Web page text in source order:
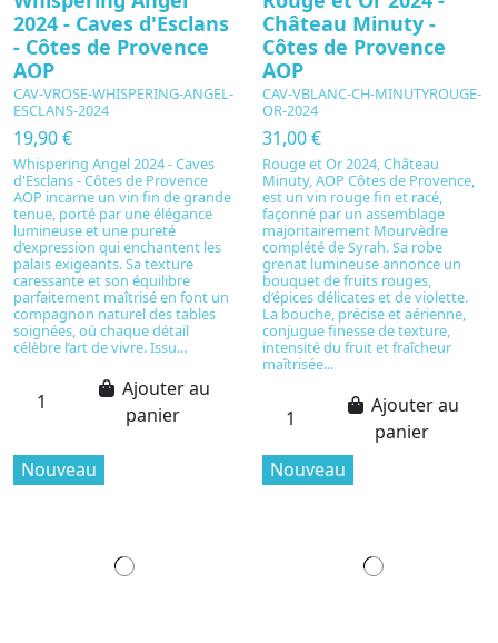
2024 - Caves d'Esclans
- Côtes de Provence
AOP
CAV-VROSE-WHISPERING-ANGEL-
ESCLANS-2024
19,90 €
Whispering Angel 2024 - Caves
d'Esclans - Côtes de Provence
AOP incarne un vin fin de grande
tenue, porté par une élégance
lumineuse et une pureté
d’expression qui enchantent les
palais exigeants. Sa texture
caressante et son équilibre
parfaitement maîtrisé en font un
compagnon naturel des tables
soignées, où chaque détail
célèbre l’art de vivre. Issu...
Ajouter au
panier
Château Minuty -
Côtes de Provence
AOP
CAV-VBLANC-CH-MINUTYROUGE-
OR-2024
31,00 €
Rouge et Or 2024, Château
Minuty, AOP Côtes de Provence,
est un vin rouge fin et racé,
façonné par un assemblage
majoritairement Mourvèdre
complété de Syrah. Sa robe
grenat lumineuse annonce un
bouquet de fruits rouges,
d’épices délicates et de violette.
La bouche, précise et aérienne,
conjugue finesse de texture,
intensité du fruit et fraîcheur
maîtrisée...
Ajouter au
panier
Nouveau
Nouveau